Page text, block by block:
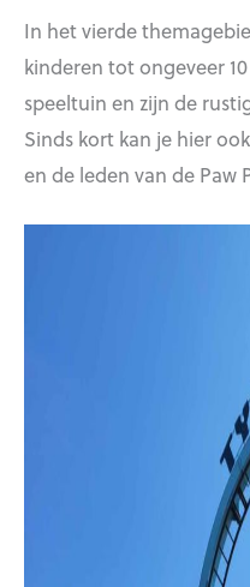
In het vierde
kinderen tot ongeveer
speeltuin en zijn de
Sinds kort kan je hier
en de leden van de